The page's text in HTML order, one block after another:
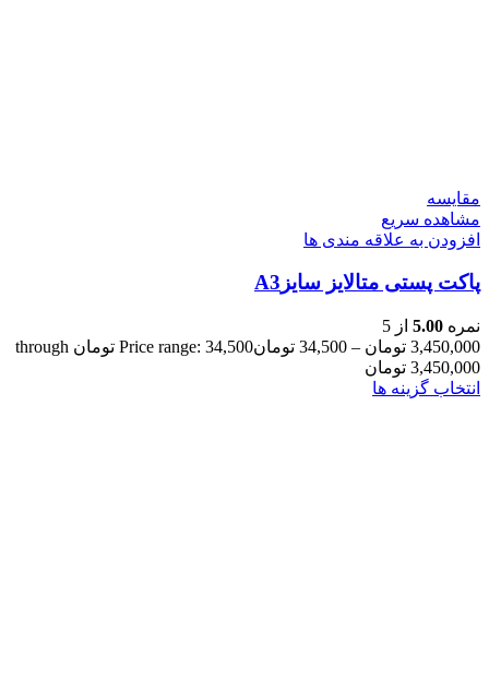
مقایسه
مشاهده سریع
افزودن به علاقه مندی ها
پاکت پستی متالایز سایزA3
نمره 5.00 از 5
3,450,000 تومان –
34,500 تومان
Price range: 34,500 تومان through
3,450,000 تومان
انتخاب گزینه ها